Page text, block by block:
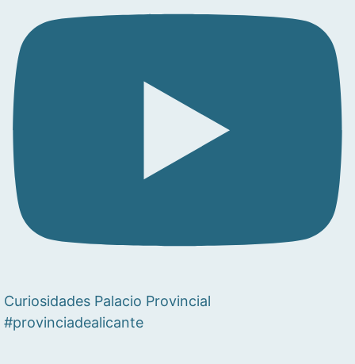
Curiosidades Palacio Provincial
#provinciadealicante